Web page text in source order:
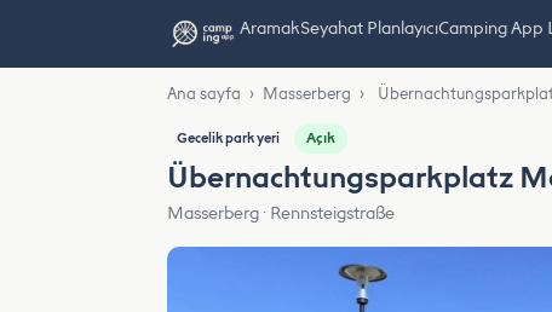
AramakSeyahat PlanlayıcıCamping App
Ana sayfa › Masserberg ›
Gecelik park yeri Açık
Übernachtungsparkplatz
Masserberg · Rennsteigstraße